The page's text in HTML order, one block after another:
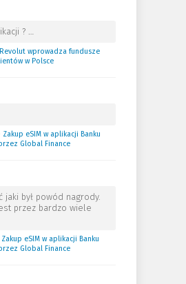
? …
Revolut wprowadza fundusze
w Polsce
Zakup eSIM w aplikacji Banku
Global Finance
jaki był powód nagrody.
przez bardzo wiele
Zakup eSIM w aplikacji Banku
Global Finance